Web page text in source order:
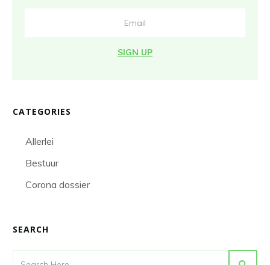
SIGN UP
CATEGORIES
Allerlei
Bestuur
Corona dossier
SEARCH